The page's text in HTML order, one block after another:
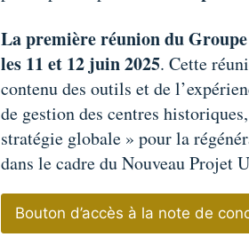
La première réunion du
les 11 et 12 juin 2025. Cette
contenu des outils et de
de gestion des centres
stratégie globale » pour la
dans le cadre du Nouveau Projet
Bouton d’accès à la note de